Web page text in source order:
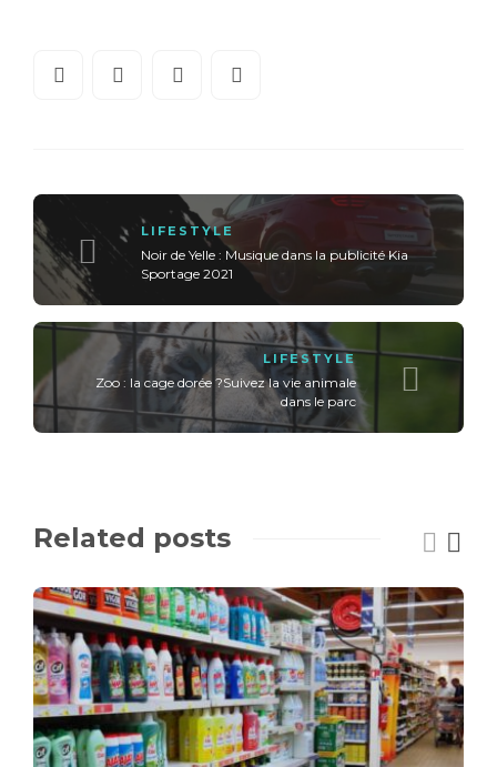
LIFESTYLE
Noir de Yelle : Musique dans la publicité Kia
Sportage 2021
LIFESTYLE
Zoo : la cage dorée ?Suivez la vie animale
dans le parc
Related posts